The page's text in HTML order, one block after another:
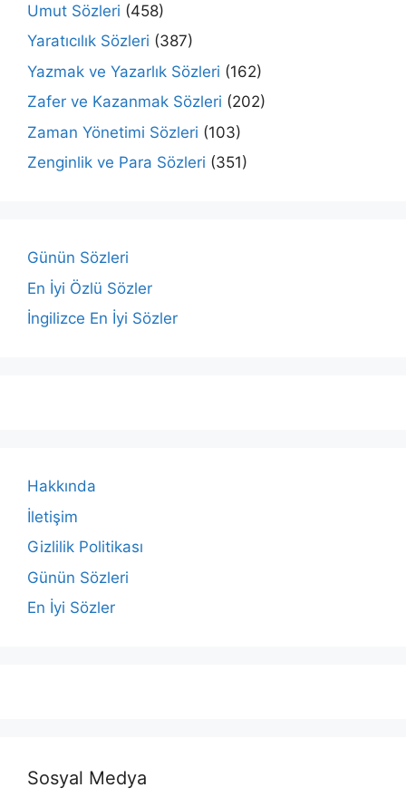
Umut Sözleri (458)
Yaratıcılık Sözleri (387)
Yazmak ve Yazarlık Sözleri (162)
Zafer ve Kazanmak Sözleri (202)
Zaman Yönetimi Sözleri (103)
Zenginlik ve Para Sözleri (351)
Günün Sözleri
En İyi Özlü Sözler
İngilizce En İyi Sözler
Hakkında
İletişim
Gizlilik Politikası
Günün Sözleri
En İyi Sözler
Sosyal Medya